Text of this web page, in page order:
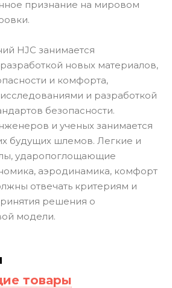
признание на мировом
HJC занимается
новых материалов,
и комфорта,
и разработкой
безопасности.
и ученых занимается
будущих шлемов. Легкие и
ударопоглощающие
аэродинамика, комфорт
отвечать критериям и
решения о
модели.
товары